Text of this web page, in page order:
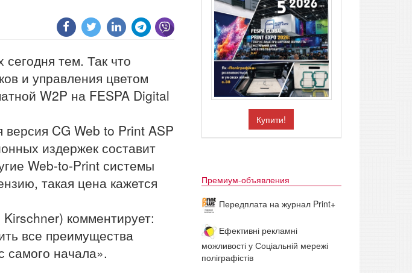
тем. Так что
и управления цветом
W2P на FESPA Digital
версия CG Web to Print ASP
издержек составит
Web-to-Print системы
такая цена кажется
комментирует:
все преимущества
самого начала».
Купити!
Премиум-объявления
Передплата на журнал Print+
Ефективні рекламні
можливості у Соціальній мережі
поліграфістів